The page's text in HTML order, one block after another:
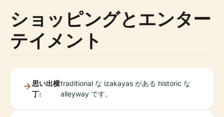
ショッピングとエンター
テイメント
思い出横
丁:
traditional な izakayas がある historic な
alleyway です。